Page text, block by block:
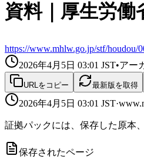
資料｜厚生労働
https://www.mhlw.go.jp/stf/houdou/
2026年4月5日 03:01 JST•アー
URLをコピー 最新版を取得
2026年4月5日 03:01 JST·
証拠パックには、保存した原本
保存されたページ